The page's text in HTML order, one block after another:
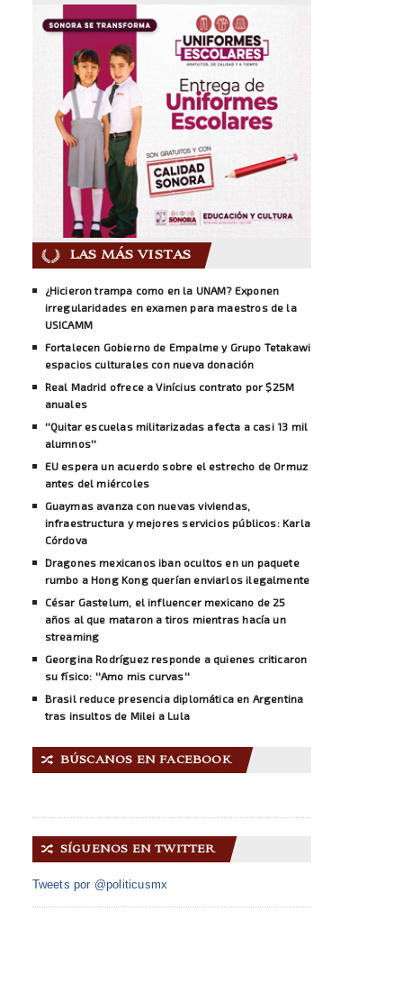
LAS MÁS VISTAS
¿Hicieron trampa como en la UNAM? Exponen
irregularidades en examen para maestros de la
USICAMM
Fortalecen Gobierno de Empalme y Grupo Tetakawi
espacios culturales con nueva donación
Real Madrid ofrece a Vinícius contrato por $25M
anuales
''Quitar escuelas militarizadas afecta a casi 13 mil
alumnos''
EU espera un acuerdo sobre el estrecho de Ormuz
antes del miércoles
Guaymas avanza con nuevas viviendas,
infraestructura y mejores servicios públicos: Karla
Córdova
Dragones mexicanos iban ocultos en un paquete
rumbo a Hong Kong querían enviarlos ilegalmente
César Gastelum, el influencer mexicano de 25
años al que mataron a tiros mientras hacía un
streaming
Georgina Rodríguez responde a quienes criticaron
su físico: ''Amo mis curvas''
Brasil reduce presencia diplomática en Argentina
tras insultos de Milei a Lula
🔀 BÚSCANOS EN FACEBOOK
🔀 SÍGUENOS EN TWITTER
Tweets por @politicusmx